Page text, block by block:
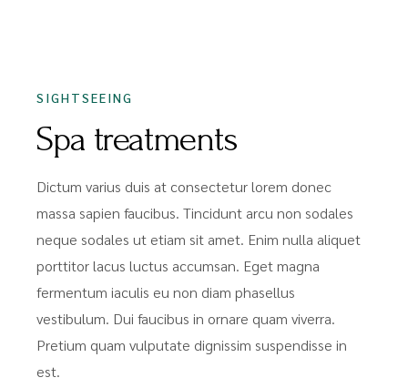
SIGHTSEEING
Spa treatments
Dictum varius duis at consectetur lorem donec
massa sapien faucibus. Tincidunt arcu non sodales
neque sodales ut etiam sit amet. Enim nulla aliquet
porttitor lacus luctus accumsan. Eget magna
fermentum iaculis eu non diam phasellus
vestibulum. Dui faucibus in ornare quam viverra.
Pretium quam vulputate dignissim suspendisse in
est.